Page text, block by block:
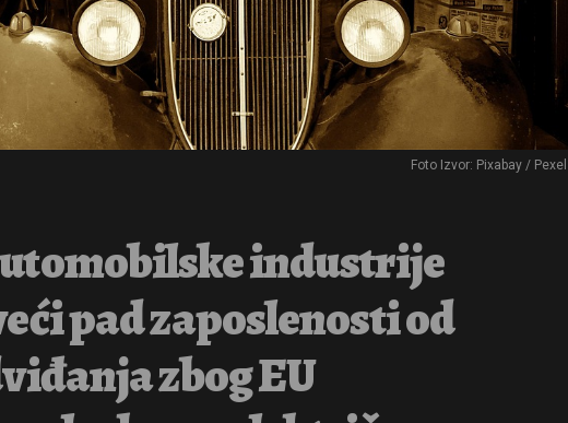
Foto Izvor: Pixabay /
industrije
pad zaposlenosti od
zbog EU